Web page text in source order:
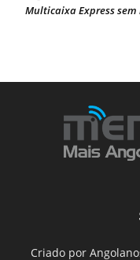
Multicaixa Express sem
Criado por